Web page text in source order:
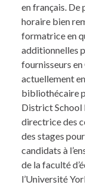
en français. De
horaire bien
formatrice en
additionnelles
fournisseurs
actuellement
bibliothécaire
District School
directrice des
des stages
candidats à
de la faculté
l’Université